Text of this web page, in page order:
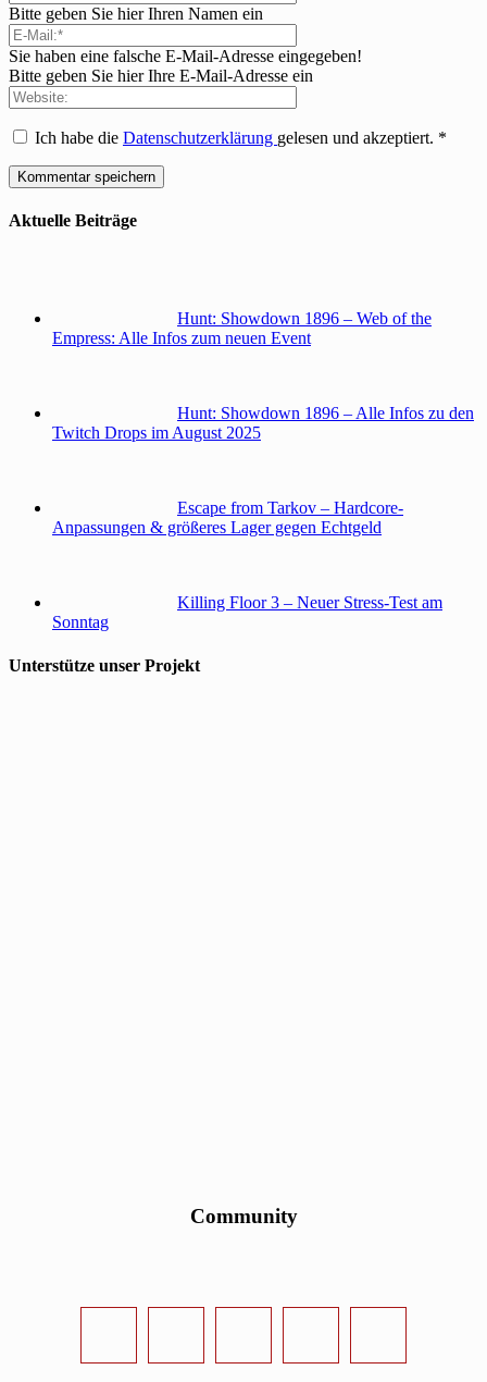
Bitte geben Sie hier Ihren Namen ein
Sie haben eine falsche E-Mail-Adresse eingegeben!
Bitte geben Sie hier Ihre E-Mail-Adresse ein
Ich habe die Datenschutzerklärung gelesen und akzeptiert. *
Aktuelle Beiträge
Hunt: Showdown 1896 – Web of the
Empress: Alle Infos zum neuen Event
Hunt: Showdown 1896 – Alle Infos zu den
Twitch Drops im August 2025
Escape from Tarkov – Hardcore-
Anpassungen & größeres Lager gegen Echtgeld
Killing Floor 3 – Neuer Stress-Test am
Sonntag
Unterstütze unser Projekt
Community